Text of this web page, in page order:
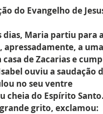
do Evangelho de
dias, Maria partiu para
a
casa de Zacarias e
ouviu a saudação
no seu ventre
cheia do Espírito Santo.
grito, exclamou: